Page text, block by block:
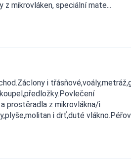
mikrovláken, speciální mate...
i
prostěradla z mikrovlákna/i
i drť,duté